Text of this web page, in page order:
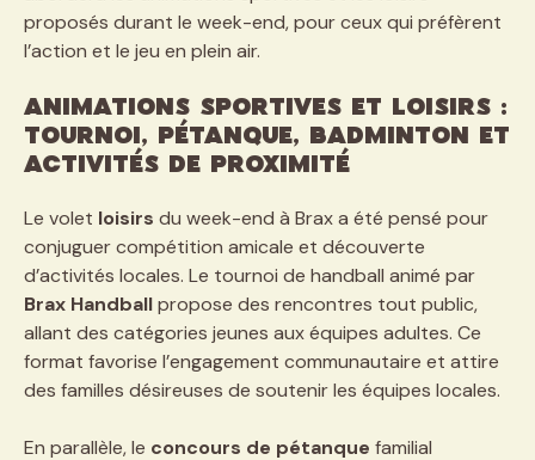
proposés durant le week-end, pour ceux qui préfèrent
l’action et le jeu en plein air.
Animations sportives et loisirs :
tournoi, pétanque, badminton et
activités de proximité
Le volet loisirs du week-end à Brax a été pensé pour
conjuguer compétition amicale et découverte
d’activités locales. Le tournoi de handball animé par
Brax Handballpropose des rencontres tout public,
allant des catégories jeunes aux équipes adultes. Ce
format favorise l’engagement communautaire et attire
des familles désireuses de soutenir les équipes locales.
En parallèle, le concours de pétanque familial